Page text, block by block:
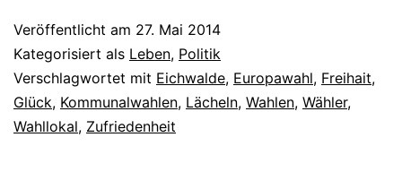
Veröffentlicht am 27. Mai 2014
Kategorisiert als Leben, Politik
Verschlagwortet mit Eichwalde, Europawahl, Freihait,
Glück, Kommunalwahlen, Lächeln, Wahlen, Wähler,
Wahllokal, Zufriedenheit